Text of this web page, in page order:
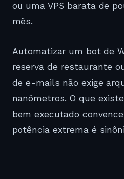
ou uma VPS barata de
mês.
Automatizar um bot de
reserva de restaurante
de e-mails não exige
nanômetros. O que
bem executado
potência extrema é